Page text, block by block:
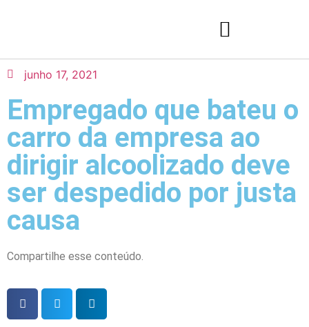
junho 17, 2021
Empregado que bateu o
carro da empresa ao
dirigir alcoolizado deve
ser despedido por justa
causa
Compartilhe esse conteúdo.